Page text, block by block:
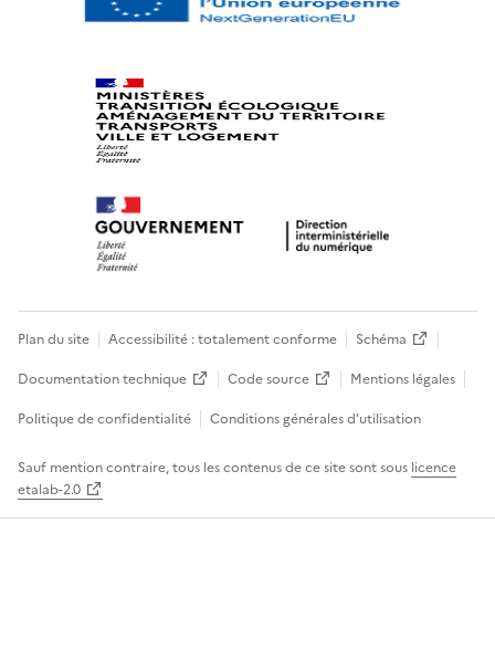
Plan du site Accessibilité : totalement conforme
Schéma
Documentation technique
Code source
Mentions légales
Politique de confidentialité
Conditions générales d’utilisation
Sauf mention contraire, tous les contenus de ce site sont sous licence
etalab-2.0